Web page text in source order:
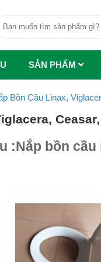
SẢN PHẨM
Bồn Cầu Linax,
:Nắp bồn